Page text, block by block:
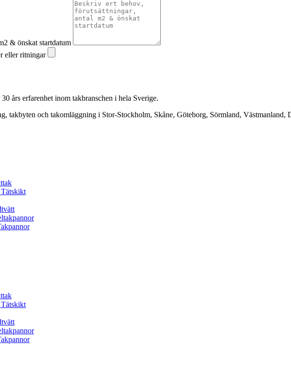
& önskat startdatum
eller ritningar
års erfarenhet inom takbranschen i hela Sverige.
takbyten och takomläggning i Stor-Stockholm, Skåne, Göteborg, Sörmland, Västmanland,